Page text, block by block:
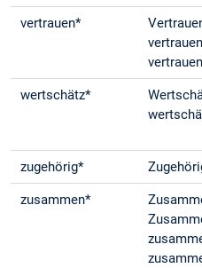
vertrauen*
wertschätz*
zugehörig*
zusammen*